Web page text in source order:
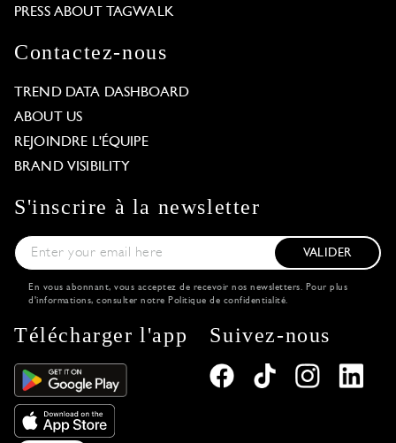
PRESS ABOUT TAGWALK
Contactez-nous
TREND DATA DASHBOARD
ABOUT US
REJOINDRE L'ÉQUIPE
BRAND VISIBILITY
S'inscrire à la newsletter
VALIDER
En vous abonnant, vous acceptez de recevoir nos newsletters. Pour plus
d'informations, consulter notre Politique de confidentialité.
Télécharger l'app Suivez-nous